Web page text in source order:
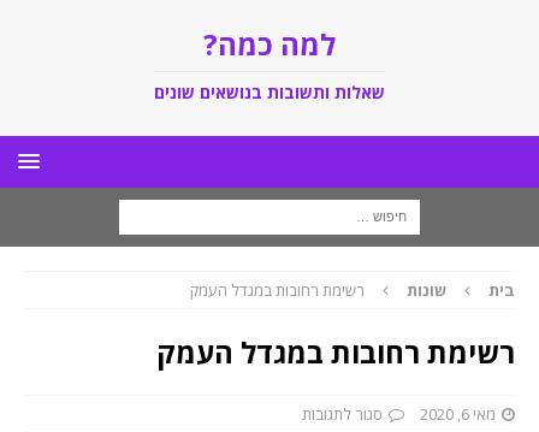
למה כמה?
שאלות ותשובות בנושאים שונים
בית שונות רשימת רחובות במגדל העמק
רשימת רחובות במגדל העמק
מאי 6, 2020 סגור לתגובות